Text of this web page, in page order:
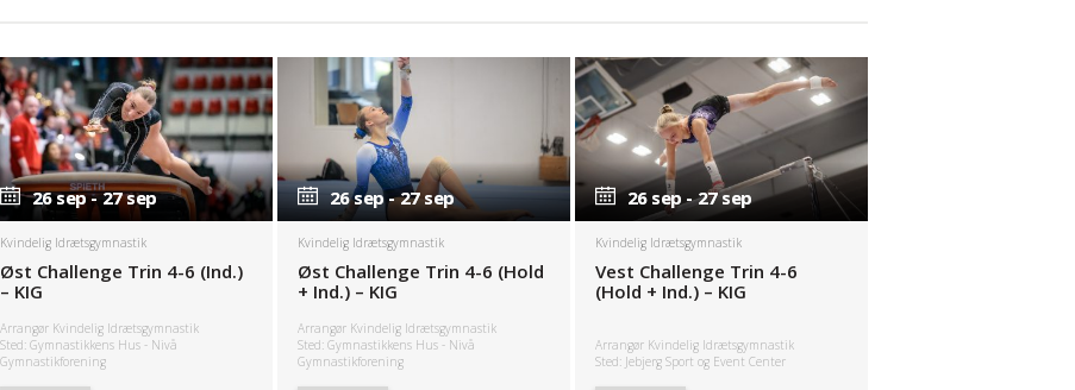
26 sep - 27 sep
26 sep - 27 sep
Kvindelig Idrætsgymnastik
Øst Challenge Trin 4-6 (Ind.)
– KIG
Arrangør Kvindelig Idrætsgymnastik
Sted: Gymnastikkens Hus - Nivå
Gymnastikforening
26 sep - 27 sep
26 sep - 27 sep
Kvindelig Idrætsgymnastik
Øst Challenge Trin 4-6 (Hold
+ Ind.) – KIG
Arrangør Kvindelig Idrætsgymnastik
Sted: Gymnastikkens Hus - Nivå
Gymnastikforening
26 sep - 27 sep
26 sep - 27 sep
Kvindelig Idrætsgymnastik
Vest Challenge Trin 4-6
(Hold + Ind.) – KIG
Arrangør Kvindelig Idrætsgymnastik
Sted: Jebjerg Sport og Event Center